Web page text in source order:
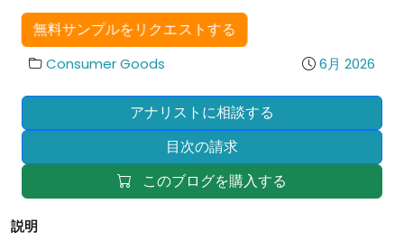
無料サンプルをリクエストする
Consumer Goods 6月 2026
アナリストに相談する
目次の請求
このブログを購入する
説明